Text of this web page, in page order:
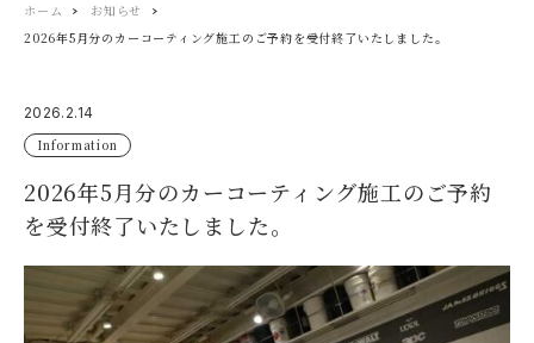
ホーム
お知らせ
2026年5月分のカーコーティング施工のご予約を受付終了いたしました。
2026.2.14
Information
2026年5月分のカーコーティング施工のご予約
を受付終了いたしました。